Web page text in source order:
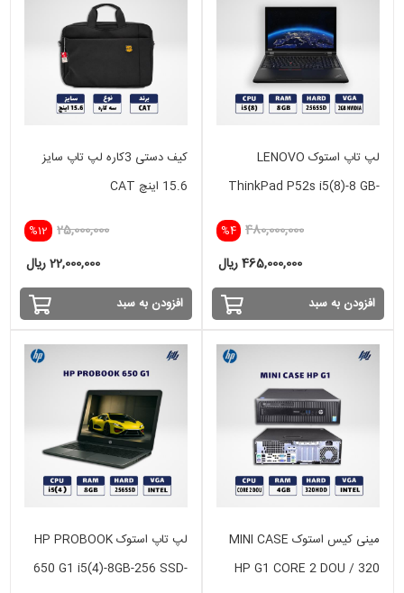
لپ تاپ استوک LENOVO
ThinkPad P52s i5(8)-8 GB-
%4 480,000,000
465,000,000 ریال
افزودن به سبد
کیف دستی 3کاره لپ تاپ سایز
15.6 اینچ CAT
%12 25,000,000
22,000,000 ریال
افزودن به سبد
مینی کیس استوک MINI CASE
HP G1 CORE 2 DOU / 320
لپ تاپ استوک HP PROBOOK
650 G1 i5(4)-8GB-256 SSD-